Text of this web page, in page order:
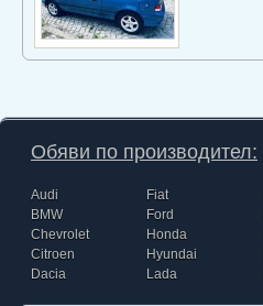
Обяви по производител:
Audi
BMW
Chevrolet
Citroen
Dacia
Fiat
Ford
Honda
Hyundai
Lada